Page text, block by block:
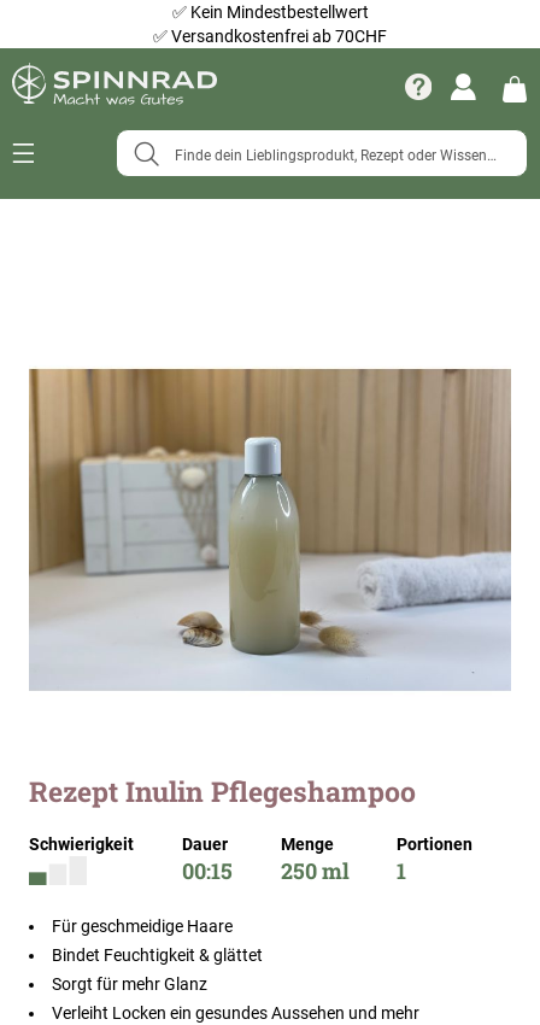
✅ Kein Mindestbestellwert
✅Versandkostenfrei ab 70CHF
Navigation
Bildergalerie
Zum
Anfang
Bildergalerie
springen
Rezept Inulin Pflegeshampoo
Schwierigkeit Dauer
00:15
Menge
250 ml
Portionen
1
Für geschmeidige Haare
Bindet Feuchtigkeit & glättet
Sorgt für mehr Glanz
Verleiht Locken ein gesundes Aussehen und mehr